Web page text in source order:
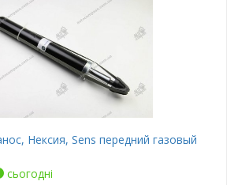
Нексия, Sens передний газовый
сьогодні